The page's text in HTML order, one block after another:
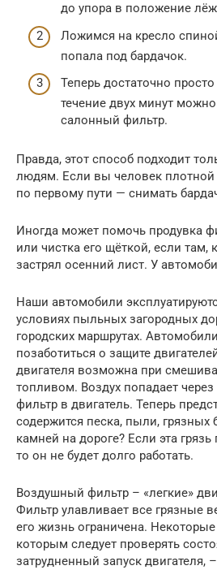
до упора в положение
Ложимся на кресло
попала под бардачок.
Теперь достаточно просто
течение двух минут
салонный фильтр.
Правда, этот способ подходит
людям. Если вы человек плотной
по первому пути — снимать
Иногда может помочь продувка
или чистка его щёткой, если там,
застрял осенний лист. У
Наши автомобили
условиях пыльных загородных
городских маршрутах.
позаботиться о защите
двигателя возможна при
топливом. Воздух попадает
фильтр в двигатель. Теперь
содержится песка, пыли,
камней на дороге? Если эта грязь
то он не будет долго работать.
Воздушный фильтр – «легкие»
Фильтр улавливает все грязные
его жизнь ограничена.
которым следует проверять
затрудненный запуск двигателя,